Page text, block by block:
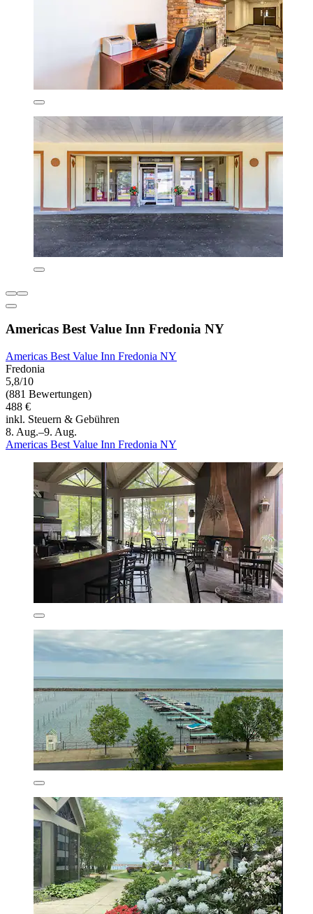
Americas Best Value Inn Fredonia NY
Americas Best Value Inn Fredonia NY
Fredonia
5,8/10
(881 Bewertungen)
488 €
inkl. Steuern & Gebühren
8. Aug.–9. Aug.
Americas Best Value Inn Fredonia NY